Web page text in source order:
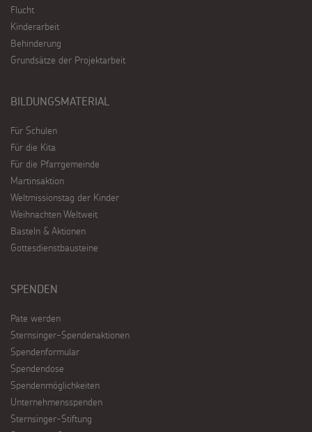
Flucht
Kinderarbeit
Behinderung
Grundsätze der Projektarbeit
BILDUNGSMATERIAL
Für Schulen
Für die Kita
Für die Pfarrgemeinde
Martinsaktion
Weltmissionstag der Kinder
Weihnachten Weltweit
Basteln & Aktionen
Gottesdienstbausteine
SPENDEN
Pate werden
Sternsinger-Spendenaktionen
Spendenformular
Spendendose
Spendenmöglichkeiten
Unternehmensspenden
Sternsinger-Stiftung